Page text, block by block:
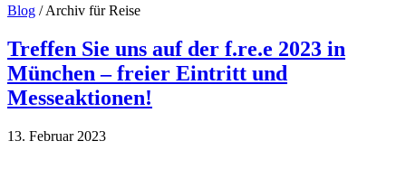
Blog / Archiv für Reise
Treffen Sie uns auf der f.re.e 2023 in
München – freier Eintritt und
Messeaktionen!
13. Februar 2023